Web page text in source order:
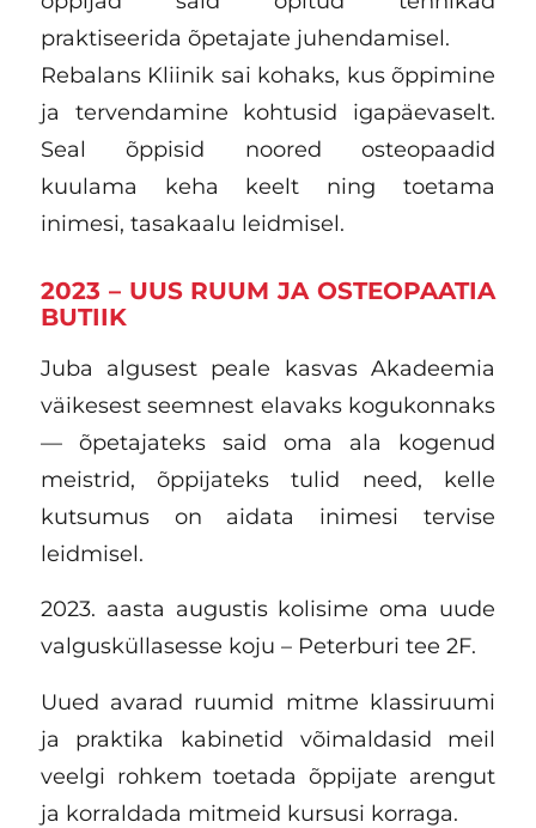
praktiseerida õpetajate juhendamisel.
Rebalans Kliinik sai kohaks, kus õppimine
ja tervendamine kohtusid igapäevaselt.
Seal õppisid noored osteopaadid
kuulama keha keelt ning toetama
inimesi, tasakaalu leidmisel.
2023 – UUS RUUM JA OSTEOPAATIA
BUTIIK
Juba algusest peale kasvas Akadeemia
väikesest seemnest elavaks kogukonnaks
— õpetajateks said oma ala kogenud
meistrid, õppijateks tulid need, kelle
kutsumus on aidata inimesi tervise
leidmisel.
2023. aasta augustis kolisime oma uude
valgusküllasesse koju – Peterburi tee 2F.
Uued avarad ruumid mitme klassiruumi
ja praktika kabinetid võimaldasid meil
veelgi rohkem toetada õppijate arengut
ja korraldada mitmeid kursusi korraga.